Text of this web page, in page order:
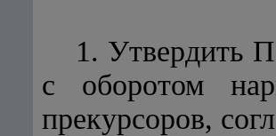
1. Утвердить
с оборотом
прекурсоров,